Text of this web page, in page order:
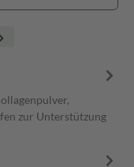
zur Unterstützung